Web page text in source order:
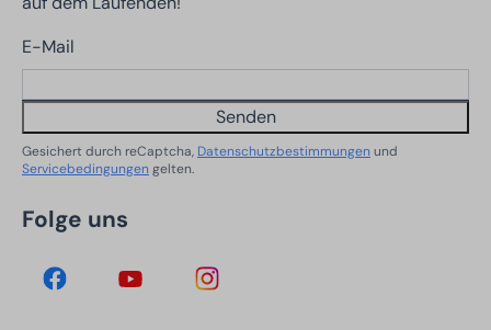
E-Mail
Senden
Gesichert durch reCaptcha, Datenschutzbestimmungen und
Servicebedingungen gelten.
Folge uns